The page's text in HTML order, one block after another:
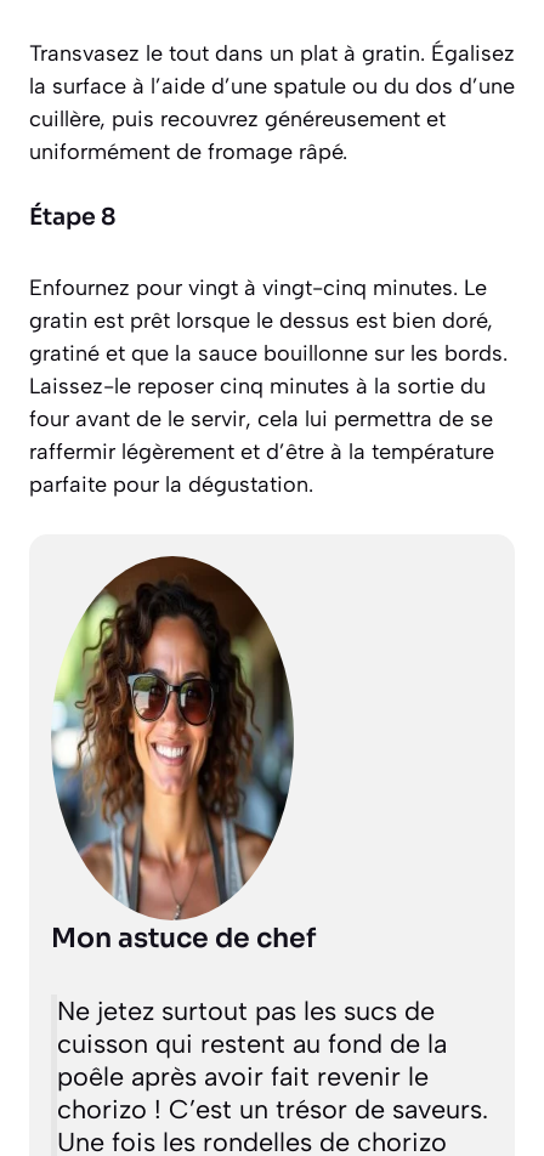
Transvasez le tout dans un plat à gratin. Égalisez
la surface à l’aide d’une spatule ou du dos d’une
cuillère, puis recouvrez généreusement et
uniformément de fromage râpé.
Étape 8
Enfournez pour vingt à vingt-cinq minutes. Le
gratin est prêt lorsque le dessus est bien doré,
gratiné et que la sauce bouillonne sur les bords.
Laissez-le reposer cinq minutes à la sortie du
four avant de le servir, cela lui permettra de se
raffermir légèrement et d’être à la température
parfaite pour la dégustation.
Mon astuce de chef
Ne jetez surtout pas les sucs de
cuisson qui restent au fond de la
poêle après avoir fait revenir le
chorizo ! C’est un trésor de saveurs.
Une fois les rondelles de chorizo